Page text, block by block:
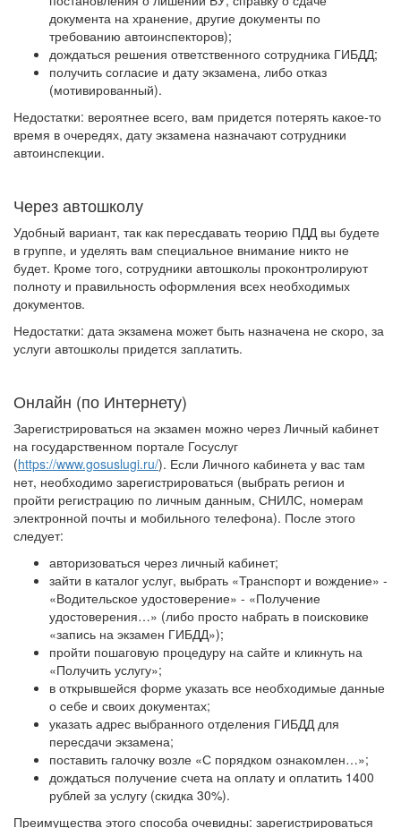
документа на хранение, другие документы по
требованию автоинспекторов);
дождаться решения ответственного сотрудника ГИБДД;
получить согласие и дату экзамена, либо отказ
(мотивированный).
Недостатки: вероятнее всего, вам придется потерять какое-то
время в очередях, дату экзамена назначают сотрудники
автоинспекции.
Через автошколу
Удобный вариант, так как пересдавать теорию ПДД вы будете
в группе, и уделять вам специальное внимание никто не
будет. Кроме того, сотрудники автошколы проконтролируют
полноту и правильность оформления всех необходимых
документов.
Недостатки: дата экзамена может быть назначена не скоро, за
услуги автошколы придется заплатить.
Онлайн (по Интернету)
Зарегистрироваться на экзамен можно через Личный кабинет
на государственном портале Госуслуг
(https://www.gosuslugi.ru/). Если Личного кабинета у вас там
нет, необходимо зарегистрироваться (выбрать регион и
пройти регистрацию по личным данным, СНИЛС, номерам
электронной почты и мобильного телефона). После этого
следует:
авторизоваться через личный кабинет;
зайти в каталог услуг, выбрать «Транспорт и вождение» -
«Водительское удостоверение» - «Получение
удостоверения…» (либо просто набрать в поисковике
«запись на экзамен ГИБДД»);
пройти пошаговую процедуру на сайте и кликнуть на
«Получить услугу»;
в открывшейся форме указать все необходимые данные
о себе и своих документах;
указать адрес выбранного отделения ГИБДД для
пересдачи экзамена;
поставить галочку возле «С порядком ознакомлен…»;
дождаться получение счета на оплату и оплатить 1400
рублей за услугу (скидка 30%).
Преимущества этого способа очевидны: зарегистрироваться